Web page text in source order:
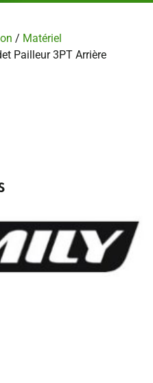
/ Matériel
Pailleur 3PT Arrière